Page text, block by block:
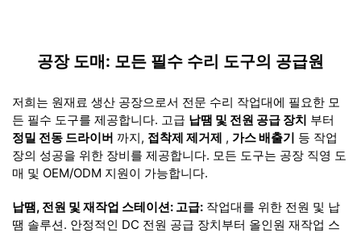
공장 도매: 모든 필수 수리 도구의 공급원
저희는 원재료 생산 공장으로서 전문 수리 작업대에 필요한 모
든 필수 도구를 제공합니다. 고급 납땜 및 전원 공급 장치 부터
정밀 전동 드라이버 까지, 접착제 제거제 , 가스 배출기 등 작업
장의 성공을 위한 장비를 제공합니다. 모든 도구는 공장 직영 도
매 및 OEM/ODM 지원이 가능합니다.
납땜, 전원 및 재작업 스테이션: 고급: 작업대를 위한 전원 및 납
땜 솔루션. 안정적인 DC 전원 공급 장치부터 올인원 재작업 스